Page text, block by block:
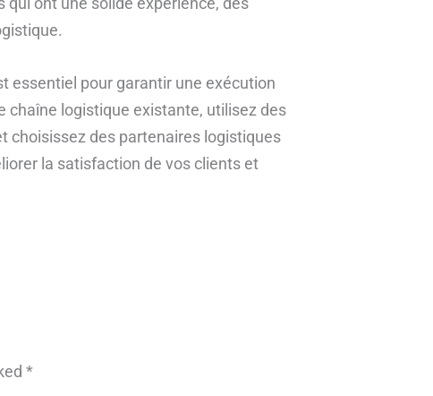
essentiel pour garantir une exécution
chaîne logistique existante, utilisez des
choisissez des partenaires logistiques
la satisfaction de vos clients et
*